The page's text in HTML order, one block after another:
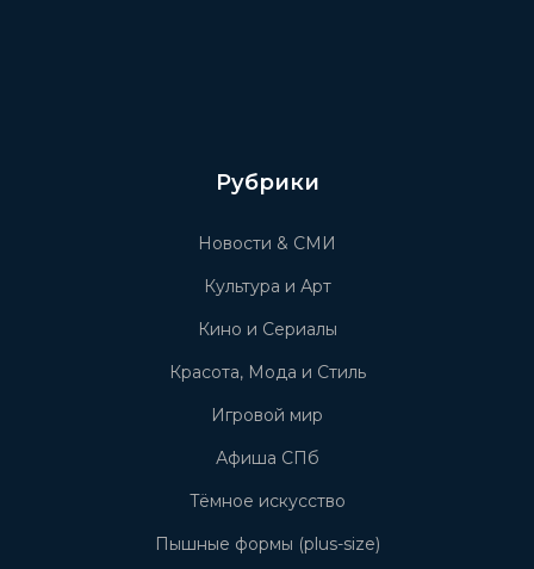
Рубрики
Новости & СМИ
Культура и Арт
Кино и Сериалы
Красота, Мода и Стиль
Игровой мир
Афиша СПб
Тёмное искусство
Пышные формы (plus-size)